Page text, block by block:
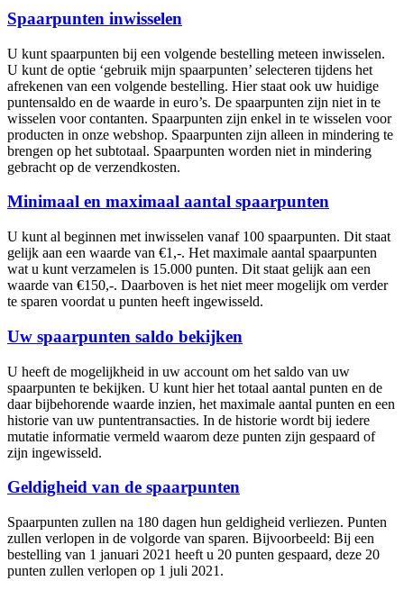
Spaarpunten inwisselen
U kunt spaarpunten bij een volgende bestelling meteen inwisselen.
U kunt de optie ‘gebruik mijn spaarpunten’ selecteren tijdens het
afrekenen van een volgende bestelling. Hier staat ook uw huidige
puntensaldo en de waarde in euro’s. De spaarpunten zijn niet in te
wisselen voor contanten. Spaarpunten zijn enkel in te wisselen voor
producten in onze webshop. Spaarpunten zijn alleen in mindering te
brengen op het subtotaal. Spaarpunten worden niet in mindering
gebracht op de verzendkosten.
Minimaal en maximaal aantal spaarpunten
U kunt al beginnen met inwisselen vanaf 100 spaarpunten. Dit staat
gelijk aan een waarde van €1,-. Het maximale aantal spaarpunten
wat u kunt verzamelen is 15.000 punten. Dit staat gelijk aan een
waarde van €150,-. Daarboven is het niet meer mogelijk om verder
te sparen voordat u punten heeft ingewisseld.
Uw spaarpunten saldo bekijken
U heeft de mogelijkheid in uw account om het saldo van uw
spaarpunten te bekijken. U kunt hier het totaal aantal punten en de
daar bijbehorende waarde inzien, het maximale aantal punten en een
historie van uw puntentransacties. In de historie wordt bij iedere
mutatie informatie vermeld waarom deze punten zijn gespaard of
zijn ingewisseld.
Geldigheid van de spaarpunten
Spaarpunten zullen na 180 dagen hun geldigheid verliezen. Punten
zullen verlopen in de volgorde van sparen. Bijvoorbeeld: Bij een
bestelling van 1 januari 2021 heeft u 20 punten gespaard, deze 20
punten zullen verlopen op 1 juli 2021.